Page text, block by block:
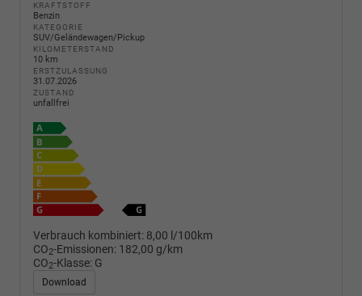
KRAFTSTOFF
Benzin
KATEGORIE
SUV/Geländewagen/Pickup
KILOMETERSTAND
10 km
ERSTZULASSUNG
31.07.2026
ZUSTAND
unfallfrei
Verbrauch kombiniert: 8,00 l/100km
CO2-Emissionen: 182,00 g/km
CO2-Klasse: G
Download